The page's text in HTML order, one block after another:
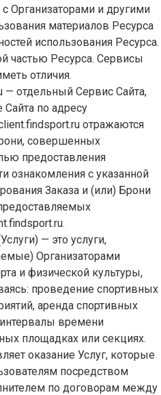
Организаторами и другими
материалов Ресурса
использования Ресурса.
частью Ресурса. Сервисы
отличия.
— отдельный Сервис Сайта,
по адресу
отражаются
совершенных
предоставления
ознакомления с указанной
Заказа и (или) Брони
— это услуги,
Организаторами
и физической культуры,
проведение спортивных
аренда спортивных
времени
площадках или секциях.
оказание Услуг, которые
посредством
по договорам между